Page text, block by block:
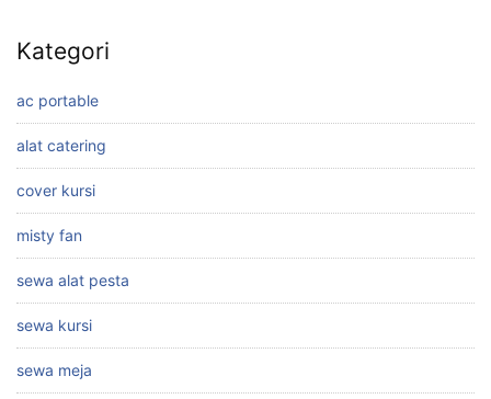
Kategori
ac portable
alat catering
cover kursi
misty fan
sewa alat pesta
sewa kursi
sewa meja